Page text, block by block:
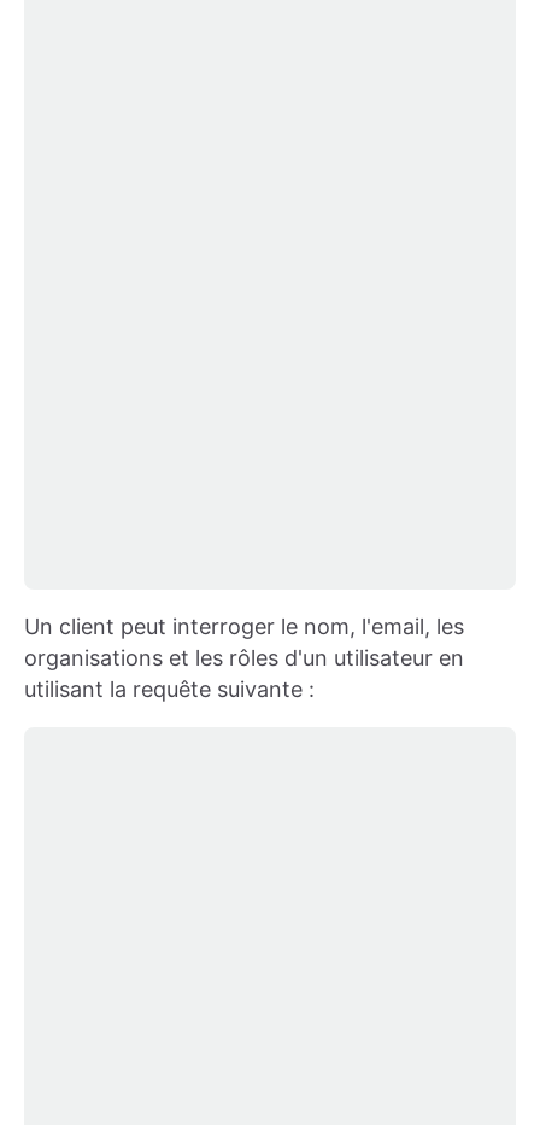
Un client peut interroger le nom, l'email, les
organisations et les rôles d'un utilisateur en
utilisant la requête suivante :